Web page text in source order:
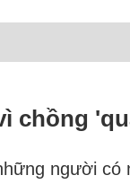
chồng
người có